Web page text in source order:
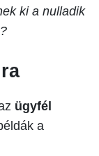
ki a nulladik
ügyfél
a